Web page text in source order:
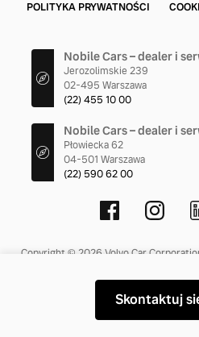
Skontaktuj
POLITYKA PRYWATNOŚCI
Nobile Cars – dealer i
Jerozolimskie 239
02-495 Warszawa
(22) 455 10 00
Nobile Cars – dealer i
Płowiecka 62
04-501 Warszawa
(22) 590 62 00
Copyright © 2026 Volvo Car